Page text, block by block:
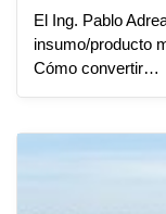
El Ing. Pablo
insumo/producto
Cómo convertir…